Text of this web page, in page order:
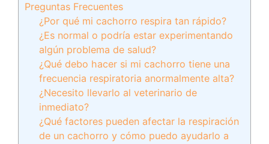
Preguntas Frecuentes
¿Por qué mi cachorro respira tan rápido?
¿Es normal o podría estar experimentando
algún problema de salud?
¿Qué debo hacer si mi cachorro tiene una
frecuencia respiratoria anormalmente alta?
¿Necesito llevarlo al veterinario de
inmediato?
¿Qué factores pueden afectar la respiración
de un cachorro y cómo puedo ayudarlo a